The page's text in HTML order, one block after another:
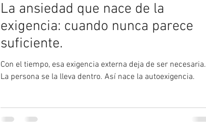
La ansiedad que nace de la
exigencia: cuando nunca parece
suficiente.
Con el tiempo, esa exigencia externa deja de ser necesaria.
La persona se la lleva dentro. Así nace la autoexigencia.